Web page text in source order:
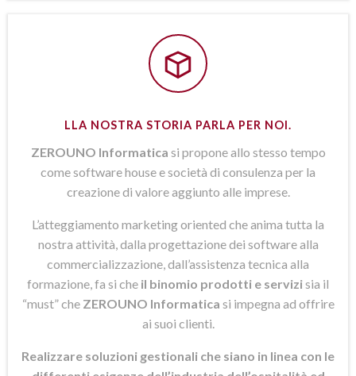
LLA NOSTRA STORIA PARLA PER NOI.
ZEROUNO Informatica si propone allo stesso tempo
come software house e società di consulenza per la
creazione di valore aggiunto alle imprese.
L’atteggiamento marketing oriented che anima tutta la
nostra attività, dalla progettazione dei software alla
commercializzazione, dall’assistenza tecnica alla
formazione, fa si che il binomio prodotti e servizisia il
“must” che ZEROUNO Informatica si impegna ad offrire
ai suoi clienti.
Realizzare soluzioni gestionali che siano in linea con le